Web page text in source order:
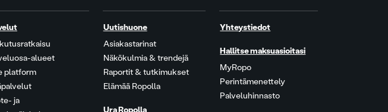
alueet
platform
ja
Uutishuone
Asiakastarinat
Näkökulmia & trendejä
Raportit & tutkimukset
Elämää Ropolla
Ura Ropolla
Yhteystiedot
Hallitse maksuasioitasi
MyRopo
Perintämenettely
Palveluhinnasto